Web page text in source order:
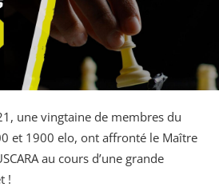
une vingtaine de membres du
et 1900 elo, ont affronté le Maître
au cours d’une grande
!